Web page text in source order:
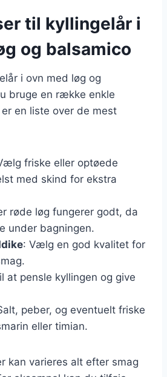
til kyllingelår i
og balsamico
i ovn med løg og
bruge en række enkle
en liste over de mest
friske eller optøede
med skind for ekstra
røde løg fungerer godt, da
under bagningen.
: Vælg en god kvalitet for
at pensle kyllingen og give
peber, og eventuelt friske
eller timian.
kan varieres alt efter smag